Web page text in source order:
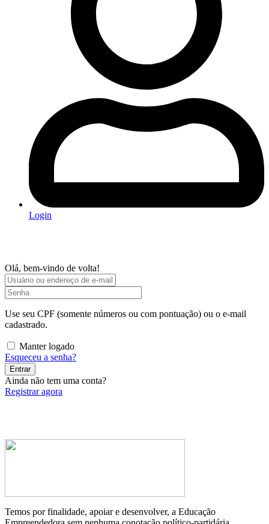
Login
Olá, bem-vindo de volta!
Use seu CPF (somente números ou com pontuação) ou o e-mail
cadastrado.
Manter logado
Esqueceu a senha?
Entrar
Ainda não tem uma conta?
Registrar agora
Temos por finalidade, apoiar e desenvolver, a Educação